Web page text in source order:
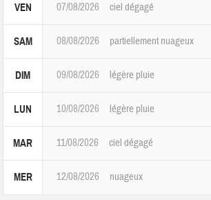
VEN 07/08/2026 ciel dégagé
SAM 08/08/2026 partiellement nuageux
DIM 09/08/2026 légère pluie
LUN 10/08/2026 légère pluie
MAR 11/08/2026 ciel dégagé
MER 12/08/2026 nuageux